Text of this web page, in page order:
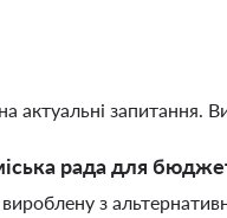
актуальні запитання.
рада для
вироблену з